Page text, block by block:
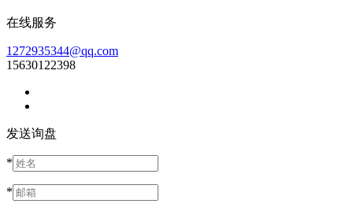
在线服务
1272935344@qq.com
15630122398
发送询盘
*
*